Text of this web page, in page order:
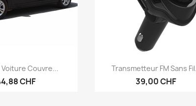
AnteprimaCouvre...
CHF
Anteprima
Transmetteur FM Sans
39,00 CHF